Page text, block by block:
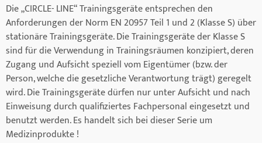
Die „CIRCLE- LINE“ Trainingsgeräte entsprechen den
Anforderungen der Norm EN 20957 Teil 1 und 2 (Klasse S) über
stationäre Trainingsgeräte. Die Trainingsgeräte der Klasse S
sind für die Verwendung in Trainingsräumen konzipiert, deren
Zugang und Aufsicht speziell vom Eigentümer (bzw. der
Person, welche die gesetzliche Verantwortung trägt) geregelt
wird. Die Trainingsgeräte dürfen nur unter Aufsicht und nach
Einweisung durch qualifiziertes Fachpersonal eingesetzt und
benutzt werden. Es handelt sich bei dieser Serie um
Medizinprodukte !